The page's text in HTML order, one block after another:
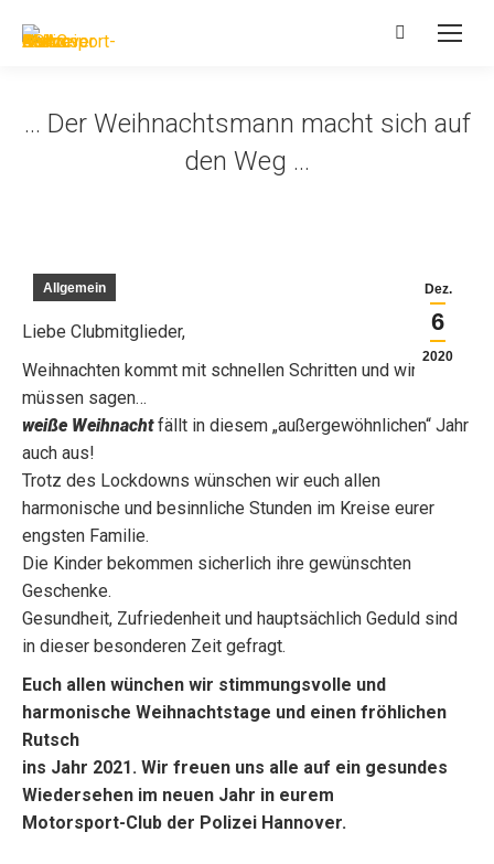
Search:
… Der Weihnachtsmann macht sich auf
den Weg …
Dez.
6
2020
Allgemein
Liebe Clubmitglieder,
Weihnachten kommt mit schnellen Schritten und wir
müssen sagen…
weiße Weihnachtfällt in diesem „außergewöhnlichen“ Jahr
auch aus!
Trotz des Lockdowns wünschen wir euch allen
harmonische und besinnliche Stunden im Kreise eurer
engsten Familie.
Die Kinder bekommen sicherlich ihre gewünschten
Geschenke.
Gesundheit, Zufriedenheit und hauptsächlich Geduld sind
in dieser besonderen Zeit gefragt.
Euch allen wünchen wir stimmungsvolle und
harmonische Weihnachtstage und einen fröhlichen
Rutsch
ins Jahr 2021. Wir freuen uns alle auf ein gesundes
Wiedersehen im neuen Jahr in eurem
Motorsport-Club der Polizei Hannover.